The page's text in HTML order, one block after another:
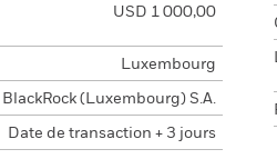
USD 1 000,00
Luxembourg
BlackRock (Luxembourg) S.A.
Date de transaction + 3 jours